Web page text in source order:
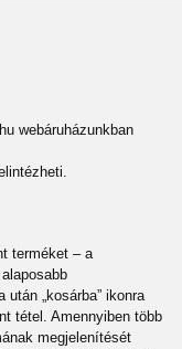
webáruházunkban
terméket – a
„kosárba” ikonra
tétel. Amennyiben több
megjelenítését